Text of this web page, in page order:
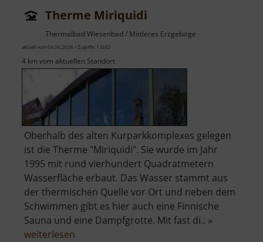
Therme Miriquidi
Thermalbad Wiesenbad / Mittleres Erzgebirge
aktuell vom 04.06.2026 / Zugriffe: 13602
4 km vom aktuellen Standort
Oberhalb des alten Kurparkkomplexes gelegen
ist die Therme "Miriquidi". Sie wurde im Jahr
1995 mit rund vierhundert Quadratmetern
Wasserfläche erbaut. Das Wasser stammt aus
der thermischen Quelle vor Ort und neben dem
Schwimmen gibt es hier auch eine Finnische
Sauna und eine Dampfgrotte. Mit fast di.. »
weiterlesen